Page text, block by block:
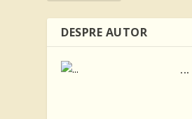
DESPRE AUTOR
...